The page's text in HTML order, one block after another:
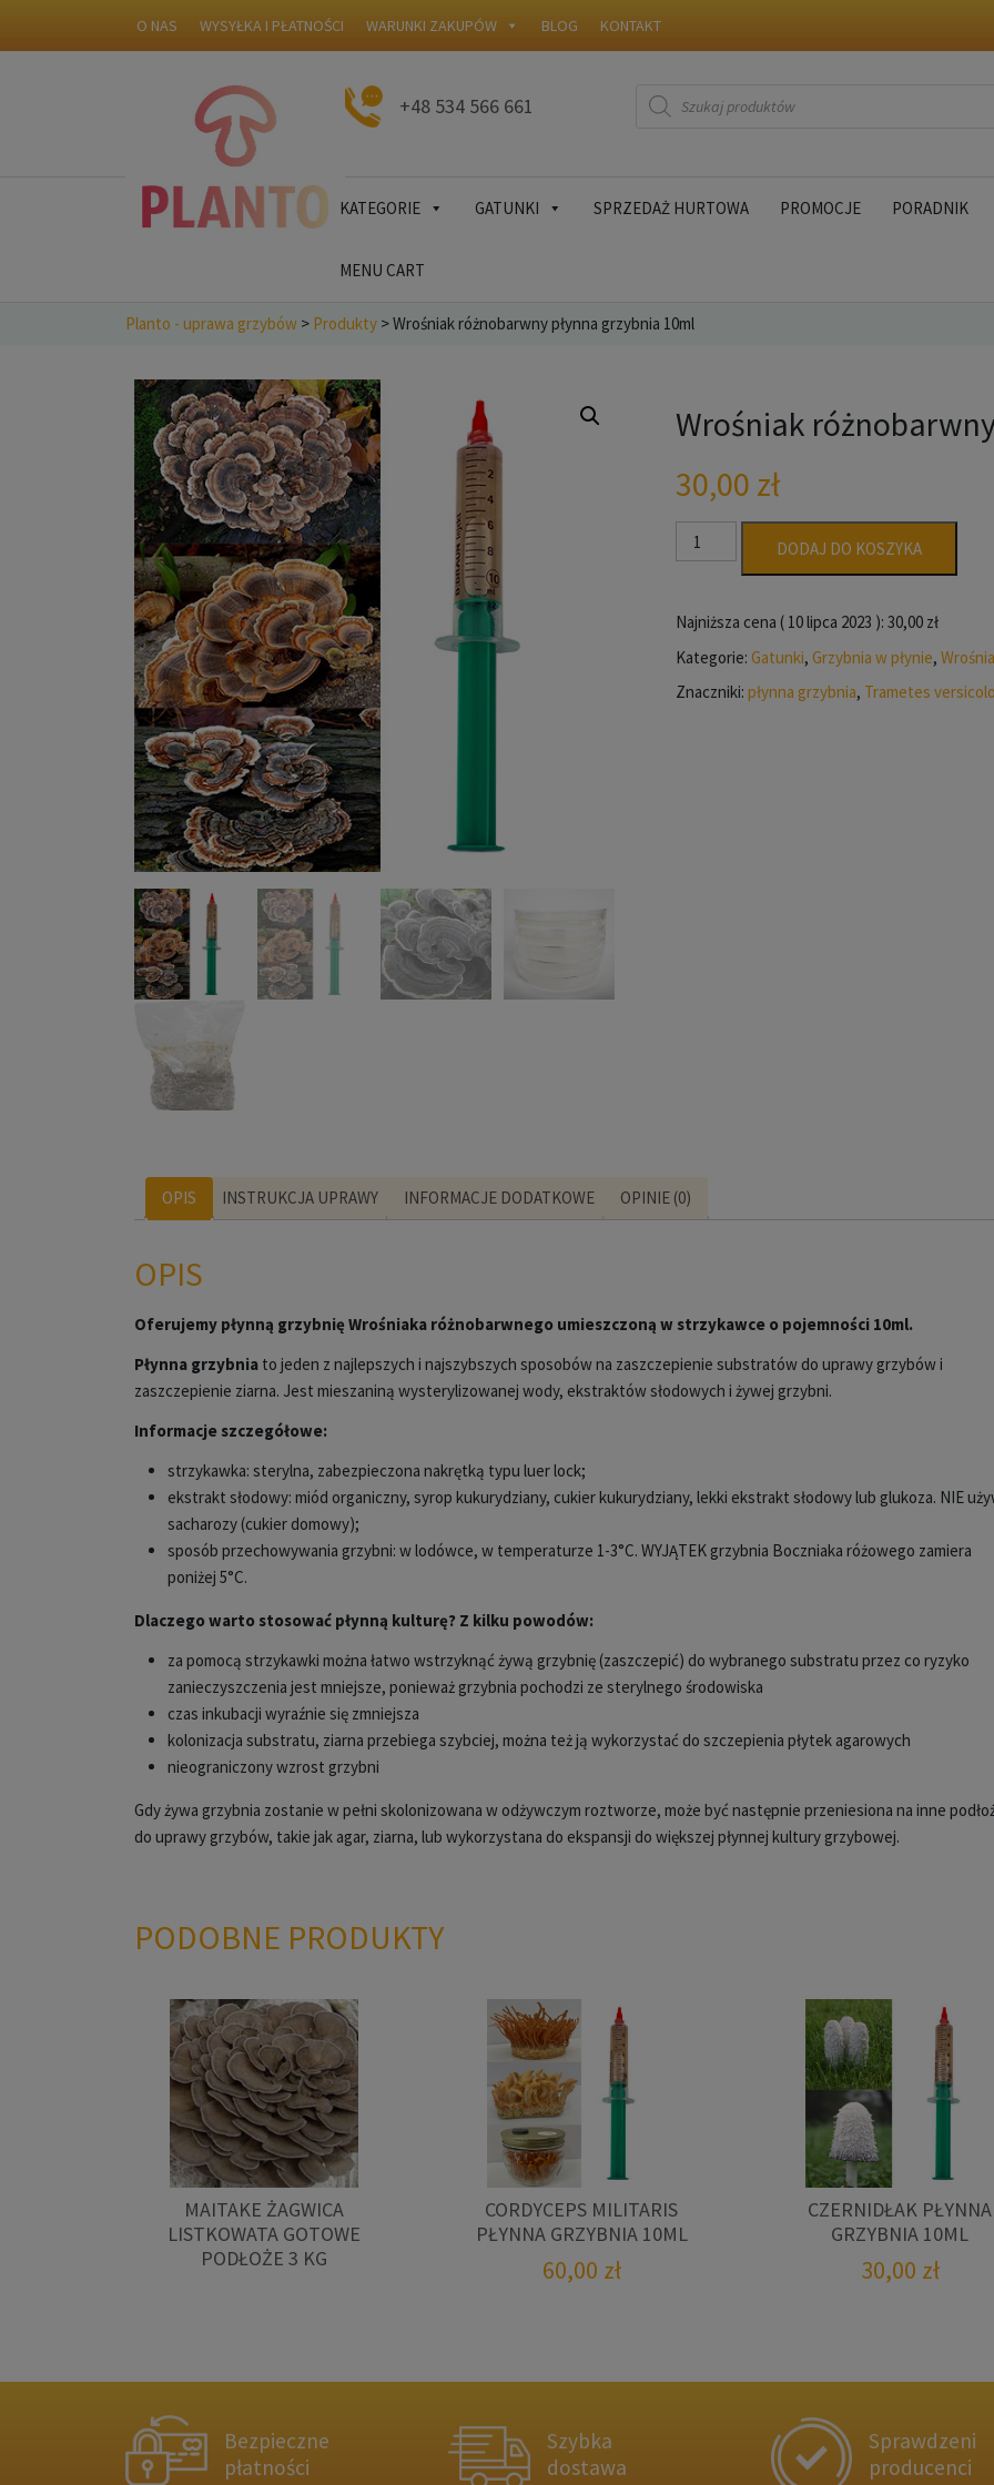
O NAS WYSYŁKA I PŁATNOŚCI WARUNKI ZAKUPÓW BLOG KONTAKT
+48 534 566 661
Wyszukiwarka
produktów
KATEGORIE GATUNKI SPRZEDAŻ HURTOWA PROMOCJE PORADNIK
MENU CART
Planto - uprawa grzybów > Produkty >Wrośniak różnobarwny płynna grzybnia 10ml
Wrośniak
30,00 zł
ilość
Wrośniak
płynna
10ml
DODAJ DO KOSZYKA
Najniższa cena ( 10 lipca 2023 ):30,00 zł
Kategorie:Gatunki,Grzybnia w płynie,
Znaczniki:płynna grzybnia, Trametes
OPIS INSTRUKCJA UPRAWY INFORMACJE DODATKOWE OPINIE (0)
OPIS
Oferujemy płynną grzybnię Wrośniaka różnobarwnego umieszczoną w strzykawce o pojemności 10ml.
Płynna grzybniato jeden z najlepszych i najszybszych sposobów na zaszczepienie substratów do uprawy grzybów i
zaszczepienie ziarna. Jest mieszaniną wysterylizowanej wody, ekstraktów słodowych i żywej grzybni.
Informacje szczegółowe:
strzykawka: sterylna, zabezpieczona nakrętką typu luer lock;
ekstrakt słodowy: miód organiczny, syrop kukurydziany, cukier kukurydziany, lekki ekstrakt słodowy lub glukoza. NIE
sacharozy (cukier domowy);
sposób przechowywania grzybni: w lodówce, w temperaturze 1-3°C. WYJĄTEK grzybnia Boczniaka różowego zamiera
poniżej 5°C.
Dlaczego warto stosować płynną kulturę? Z kilku powodów:
za pomocą strzykawki można łatwo wstrzyknąć żywą grzybnię (zaszczepić) do wybranego substratu przez co ryzyko
zanieczyszczenia jest mniejsze, ponieważ grzybnia pochodzi ze sterylnego środowiska
czas inkubacji wyraźnie się zmniejsza
kolonizacja substratu, ziarna przebiega szybciej, można też ją wykorzystać do szczepienia płytek agarowych
nieograniczony wzrost grzybni
Gdy żywa grzybnia zostanie w pełni skolonizowana w odżywczym roztworze, może być następnie przeniesiona na inne
do uprawy grzybów, takie jak agar, ziarna, lub wykorzystana do ekspansji do większej płynnej kultury grzybowej.
PODOBNE PRODUKTY
MAITAKE ŻAGWICA
LISTKOWATA GOTOWE
PODŁOŻE 3 KG
CORDYCEPS MILITARIS
PŁYNNA GRZYBNIA 10ML
60,00 zł
CZERNIDŁAK PŁYNNA
GRZYBNIA 10ML
30,00 zł
Bezpieczne
płatności
Szybka
dostawa
Sprawdzeni
producenci